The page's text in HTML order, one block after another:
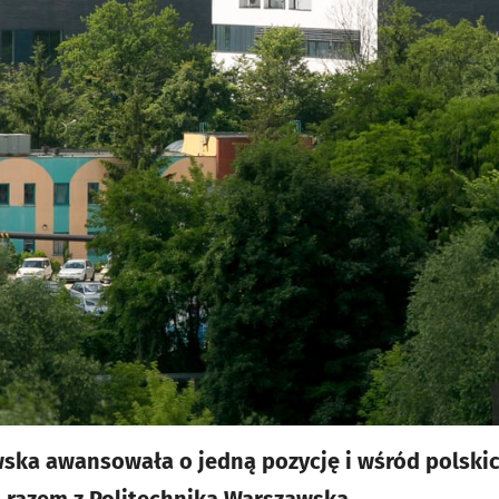
awansowała o jedną pozycję i wśród